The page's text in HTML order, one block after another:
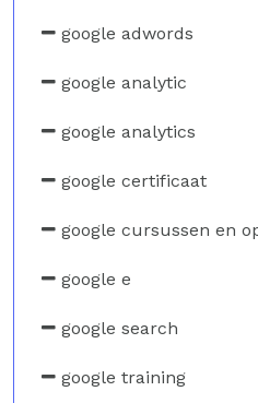
google adwords
google analytic
google analytics
google certificaat
google cursussen en
google e
google search
google training